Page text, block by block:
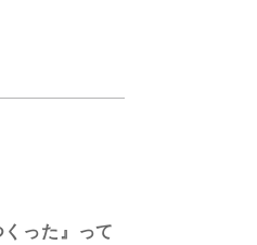
った』って